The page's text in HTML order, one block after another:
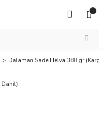
Dalaman Sade Helva 380 gr